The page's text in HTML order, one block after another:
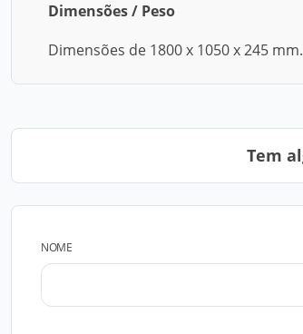
Dimensões / Peso
Dimensões de 1800 x 1050 x 245 mm.
Tem
NOME